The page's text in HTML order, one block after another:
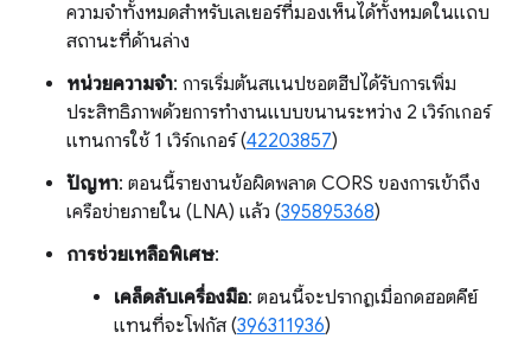
ความจำทั้งหมดสำหรับเลเยอร์ที่มองเห็นได้ทั้งหมดในแถบ
สถานะที่ด้านล่าง
หน่วยความจำ: การเริ่มต้นสแนปชอตฮีปได้รับการเพิ่ม
ประสิทธิภาพด้วยการทำงานแบบขนานระหว่าง 2 เวิร์กเกอร์
แทนการใช้ 1 เวิร์กเกอร์ (42203857)
ปัญหา: ตอนนี้รายงานข้อผิดพลาด CORS ของการเข้าถึง
เครือข่ายภายใน (LNA) แล้ว (395895368)
การช่วยเหลือพิเศษ:
เคล็ดลับเครื่องมือ: ตอนนี้จะปรากฏเมื่อกดฮอตคีย์
แทนที่จะโฟกัส (396311936)